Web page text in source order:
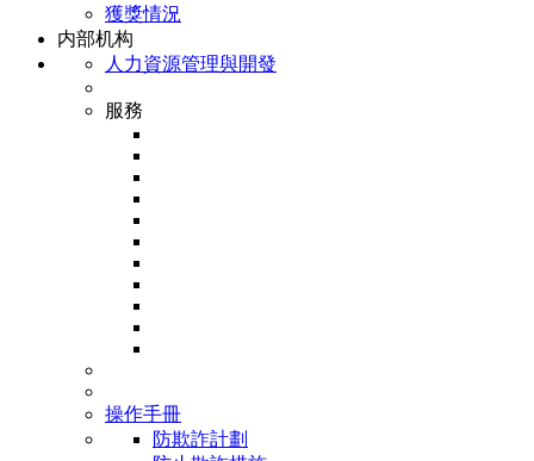
獲獎情況
内部机构
人力資源管理與開發
服務
操作手冊
防欺詐計劃